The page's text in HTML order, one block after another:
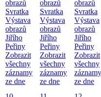
obrazů
Svratka
Výstava
obrazů
Jiřího
Peřiny
Zobrazit
všechny
záznamy
ze dne
obrazů
Svratka
Výstava
obrazů
Jiřího
Peřiny
Zobrazit
všechny
záznamy
ze dne
obrazů
Svratka
Výstava
obrazů
Jiřího
Peřiny
Zobrazit
všechny
záznamy
ze dne